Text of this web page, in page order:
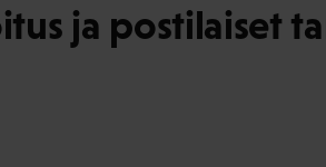
ja postilaiset